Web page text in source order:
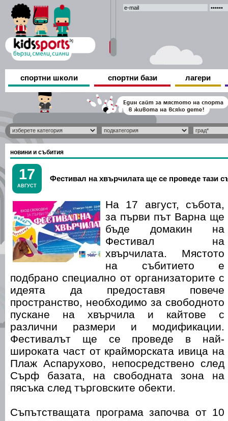
спортни школи спортни бази лагери
новини и събития
17
АВГУСТ
Фестивал на хвърчилата ще се проведе тази
На 17 август, събота,
за първи път Варна ще
бъде домакин на
Фестивал на
хвърчилата. Мястото
на събитието е
подбрано специално от организаторите с
идеята да предоставя повече
пространство, необходимо за свободното
пускане на хвърчила и кайтове с
различни размери и модификации.
Фестивалът ще се проведе в най-
широката част от крайморската ивица на
Плаж Аспарухово, непосредствено след
Сърф базата, на свободната зона на
пясъка след търговските обекти.
Съпътстващата програма започва от 10